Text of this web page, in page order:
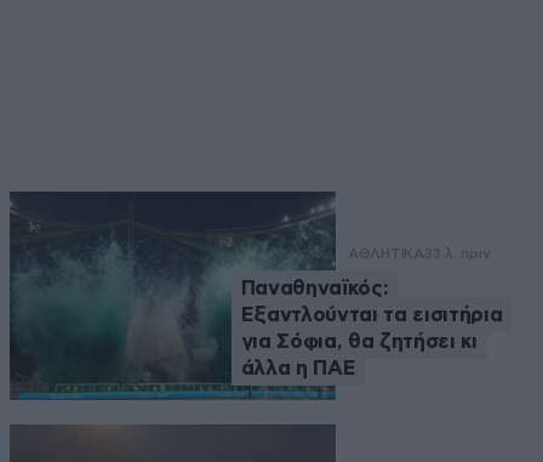
ΑΘΛΗΤΙΚΑ33 λ. πριν
Παναθηναϊκός:
Εξαντλούνται τα εισιτήρια
για Σόφια, θα ζητήσει κι
άλλα η ΠΑΕ